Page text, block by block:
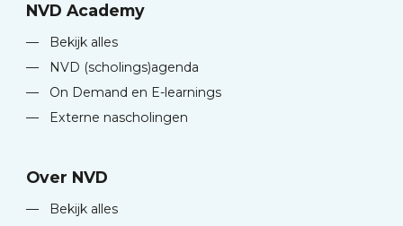
NVD Academy
—
Bekijk alles
—
NVD (scholings)agenda
—
On Demand en E-learnings
—
Externe nascholingen
Over NVD
—
Bekijk alles